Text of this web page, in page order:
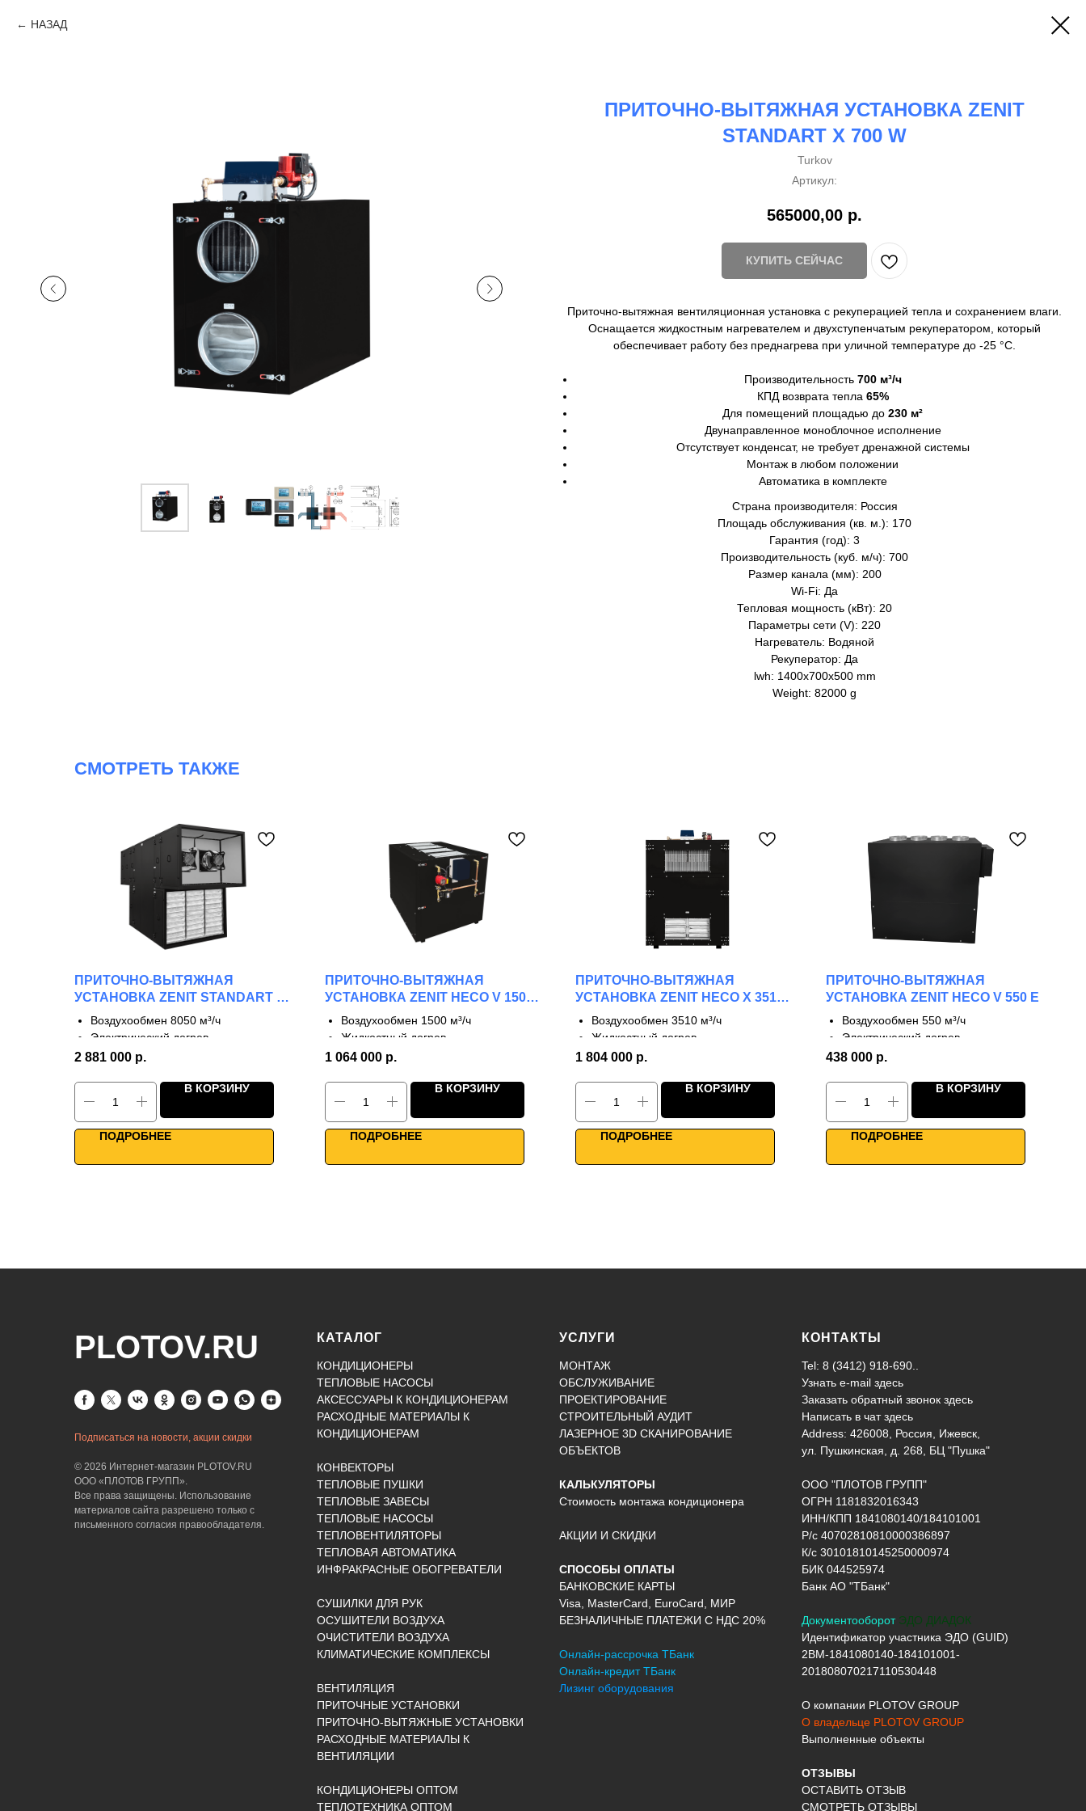
НАЗАД
ПРИТОЧНО-ВЫТЯЖНАЯ УСТАНОВКА ZENIT
STANDART X 700 W
Turkov
Артикул:
565000,00 р.
КУПИТЬ СЕЙЧАС
Приточно-вытяжная вентиляционная установка с рекуперацией тепла и сохранением влаги.
Оснащается жидкостным нагревателем и двухступенчатым рекуператором, который
обеспечивает работу без преднагрева при уличной температуре до -25 °C.
Производительность 700 м³/ч
КПД возврата тепла 65%
Для помещений площадью до 230 м²
Двунаправленное моноблочное исполнение
Отсутствует конденсат, не требует дренажной системы
Монтаж в любом положении
Автоматика в комплекте
Страна производителя: Россия
Площадь обслуживания (кв. м.): 170
Гарантия (год): 3
Производительность (куб. м/ч): 700
Размер канала (мм): 200
Wi-Fi: Да
Тепловая мощность (кВт): 20
Параметры сети (V): 220
Нагреватель: Водяной
Рекуператор: Да
lwh: 1400x700x500 mm
Weight: 82000 g
СМОТРЕТЬ ТАКЖЕ
ПРИТОЧНО-ВЫТЯЖНАЯ
УСТАНОВКА ZENIT STANDART S
8050 E
Воздухообмен 8050 м³/ч
Электрический догрев
2 ступени рекуперации
Каркасно-панельная конструкция
Профессиональное применение
WiFi управление
2 881 000 р.
В КОРЗИНУ
ПОДРОБНЕЕ
ПРИТОЧНО-ВЫТЯЖНАЯ
УСТАНОВКА ZENIT HECO V 1500
Воздухообмен 1500 м³/ч
Жидкостный догрев
3 ступени рекуперации
Однонаправленные фланцы
Для промышленных объектов
WiFi управление
1 064 000 р.
В КОРЗИНУ
ПОДРОБНЕЕ
ПРИТОЧНО-ВЫТЯЖНАЯ
УСТАНОВКА ZENIT HECO X 3510
Воздухообмен 3510 м³/ч
Жидкостный догрев
3 ступени рекуперации
Двунаправленные фланцы
Для промышленных зданий
WiFi управление
1 804 000 р.
В КОРЗИНУ
ПОДРОБНЕЕ
ПРИТОЧНО-ВЫТЯЖНАЯ
УСТАНОВКА ZENIT HECO V 550 E
Воздухообмен 550 м³/ч
Электрический догрев
3 ступени рекуперации
Однонаправленные фланцы
Для средних помещений
WiFi управление
438 000 р.
В КОРЗИНУ
ПОДРОБНЕЕ
PLOTOV.RU
Подписаться на новости, акции скидки
© 2026 Интернет-магазин PLOTOV.RU
ООО «ПЛОТОВ ГРУПП».
Все права защищены. Использование
материалов сайта разрешено только с
письменного согласия правообладателя.
КАТАЛОГ
КОНДИЦИОНЕРЫ
ТЕПЛОВЫЕ НАСОСЫ
АКСЕССУАРЫ К КОНДИЦИОНЕРАМ
РАСХОДНЫЕ МАТЕРИАЛЫ К
КОНДИЦИОНЕРАМ
КОНВЕКТОРЫ
ТЕПЛОВЫЕ ПУШКИ
ТЕПЛОВЫЕ ЗАВЕСЫ
ТЕПЛОВЫЕ НАСОСЫ
ТЕПЛОВЕНТИЛЯТОРЫ
ТЕПЛОВАЯ АВТОМАТИКА
ИНФРАКРАСНЫЕ ОБОГРЕВАТЕЛИ
СУШИЛКИ ДЛЯ РУК
ОСУШИТЕЛИ ВОЗДУХА
ОЧИСТИТЕЛИ ВОЗДУХА
КЛИМАТИЧЕСКИЕ КОМПЛЕКСЫ
ВЕНТИЛЯЦИЯ
ПРИТОЧНЫЕ УСТАНОВКИ
ПРИТОЧНО-ВЫТЯЖНЫЕ УСТАНОВКИ
РАСХОДНЫЕ МАТЕРИАЛЫ К
ВЕНТИЛЯЦИИ
КОНДИЦИОНЕРЫ ОПТОМ
ТЕПЛОТЕХНИКА ОПТОМ
УСЛУГИ
МОНТАЖ
ОБСЛУЖИВАНИЕ
ПРОЕКТИРОВАНИЕ
СТРОИТЕЛЬНЫЙ АУДИТ
ЛАЗЕРНОЕ 3D СКАНИРОВАНИЕ
ОБЪЕКТОВ
КАЛЬКУЛЯТОРЫ
Стоимость монтажа кондиционера
АКЦИИ И СКИДКИ
СПОСОБЫ ОПЛАТЫ
БАНКОВСКИЕ КАРТЫ
Visa, MasterCard, EuroCard, МИР
БЕЗНАЛИЧНЫЕ ПЛАТЕЖИ С НДС 20%
Онлайн-рассрочка ТБанк
Онлайн-кредит ТБанк
Лизинг оборудования
КОНТАКТЫ
Tel: 8 (3412) 918-690..
Узнать e-mail здесь
Заказать обратный звонок здесь
Написать в чатздесь
Address: 426008, Россия, Ижевск,
ул. Пушкинская, д. 268, БЦ "Пушка"
ООО "ПЛОТОВ ГРУПП"
ОГРН 1181832016343
ИНН/КПП 1841080140/184101001
Р/с 40702810810000386897
К/с 30101810145250000974
БИК 044525974
Банк АО "ТБанк"
Документооборот ЭДО ДИАДОК
Идентификатор участника ЭДО (GUID)
2BM-1841080140-184101001-
201808070217110530448
О компании PLOTOV GROUP
О владельце PLOTOV GROUP
Выполненные объекты
ОТЗЫВЫ
ОСТАВИТЬ ОТЗЫВ
СМОТРЕТЬ ОТЗЫВЫ